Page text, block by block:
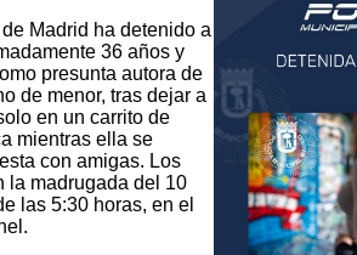
Madrid ha detenido a
36 años y
presunta autora de
de menor, tras dejar a
en un carrito de
mientras ella se
con amigas. Los
la madrugada del 10
las 5:30 horas, en el